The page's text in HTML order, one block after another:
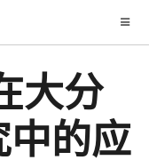
大分
的应